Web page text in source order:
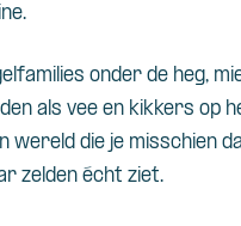
onder de heg,
als vee en kikkers op
wereld die je misschien
zelden écht ziet.